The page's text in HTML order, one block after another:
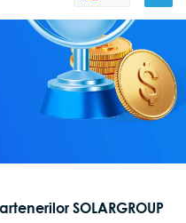
SOLARGROUP